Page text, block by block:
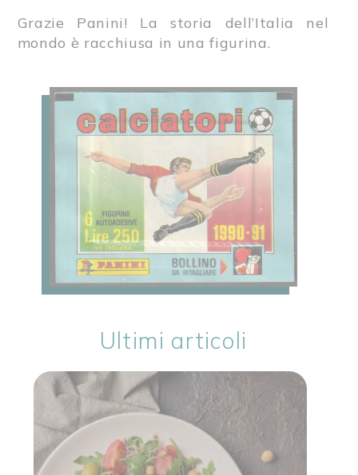
Grazie Panini! La storia dell’Italia nel
mondo è racchiusa in una figurina.
Ultimi articoli